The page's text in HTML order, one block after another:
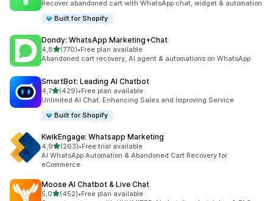
Recover abandoned cart with WhatsApp chat, widget & automation
Built for Shopify
Dondy: WhatsApp Marketing+Chat
4,8z 5 hvězd
(770)
Celkový počet recenzí: 770
•Free plan available
Abandoned cart recovery, AI agent & automations on WhatsApp
SmartBot: Leading AI Chatbot
4,7z 5 hvězd
(429)
Celkový počet recenzí: 429
•Free plan available
Unlimited AI Chat: Enhancing Sales and Improving Service
Built for Shopify
KwikEngage: Whatsapp Marketing
4,9z 5 hvězd
(263)
Celkový počet recenzí: 263
•Free trial available
AI WhatsApp Automation & Abandoned Cart Recovery for
eCommerce
Moose AI Chatbot & Live Chat
5,0z 5 hvězd
(452)
Celkový počet recenzí: 452
•Free plan available